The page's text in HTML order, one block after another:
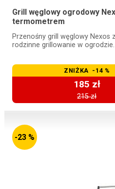
Grill węglowy ogrodowy
termometrem
Przenośny grill węglowy Nexos
rodzinne grillowanie w ogrodzie.
ZNIŻKA -14 %
185 zł
215 zł
-23 %